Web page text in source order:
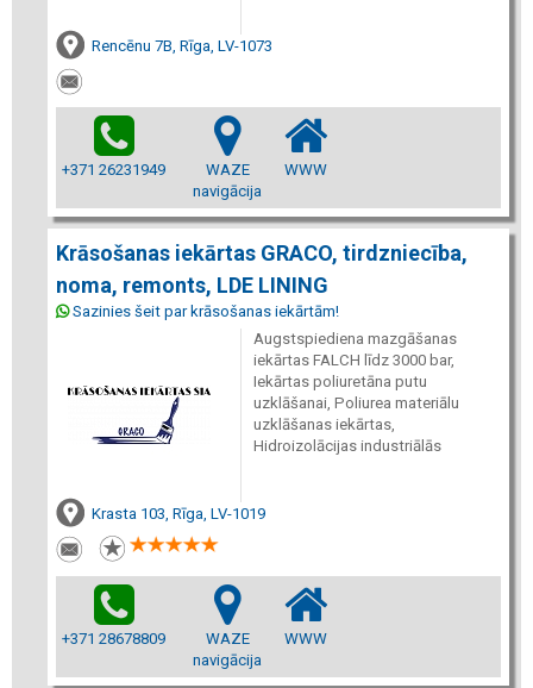
Rencēnu 7B, Rīga, LV-1073
+371 26231949
WAZE
navigācija
WWW
Krāsošanas iekārtas GRACO, tirdzniecība,
noma, remonts, LDE LINING
Sazinies šeit par krāsošanas iekārtām!
Augstspiediena mazgāšanas
iekārtas FALCH līdz 3000 bar,
Iekārtas poliuretāna putu
uzklāšanai, Poliurea materiālu
uzklāšanas iekārtas,
Hidroizolācijas industriālās
Krasta 103, Rīga, LV-1019
+371 28678809
WAZE
navigācija
WWW